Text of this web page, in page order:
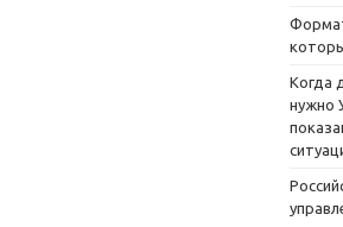
Когда
нужно